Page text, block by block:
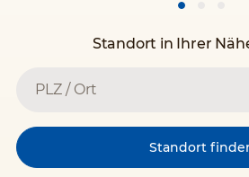
Standort in Ihrer
Standort